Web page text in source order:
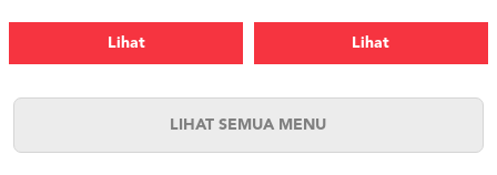
Lihat
Dibungkus Kemudian Nasi Dibakar Dan
Begitu Bungkus Dibuka Bau Harum
Ayam Woku Tidak Pedas Sehingga Bisa
Lihat
LIHAT SEMUA MENU